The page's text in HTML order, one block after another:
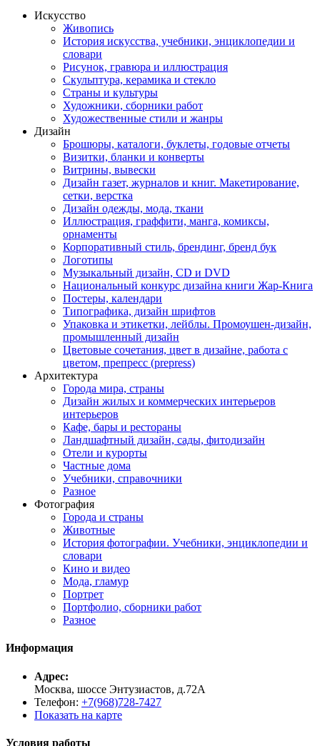
Искусство
Живопись
История искусства, учебники, энциклопедии и
словари
Рисунок, гравюра и иллюстрация
Скульптура, керамика и стекло
Страны и культуры
Художники, сборники работ
Художественные стили и жанры
Дизайн
Брошюры, каталоги, буклеты, годовые отчеты
Визитки, бланки и конверты
Витрины, вывески
Дизайн газет, журналов и книг. Макетирование,
сетки, верстка
Дизайн одежды, мода, ткани
Иллюстрация, граффити, манга, комиксы,
орнаменты
Корпоративный стиль, брендинг, бренд бук
Логотипы
Музыкальный дизайн, СD и DVD
Национальный конкурс дизайна книги Жар-Книга
Постеры, календари
Типографика, дизайн шрифтов
Упаковка и этикетки, лейблы. Промоушен-дизайн,
промышленный дизайн
Цветовые сочетания, цвет в дизайне, работа с
цветом, препресс (prepress)
Архитектура
Города мира, страны
Дизайн жилых и коммерческих интерьеров
интерьеров
Кафе, бары и рестораны
Ландшафтный дизайн, сады, фитодизайн
Отели и курорты
Частные дома
Учебники, справочники
Разное
Фотография
Города и страны
Животные
История фотографии. Учебники, энциклопедии и
словари
Кино и видео
Мода, гламур
Портрет
Портфолио, сборники работ
Разное
Информация
Адрес:
Москва, шоссе Энтузиастов, д.72А
Телефон: +7(968)728-7427
Показать на карте
Условия работы